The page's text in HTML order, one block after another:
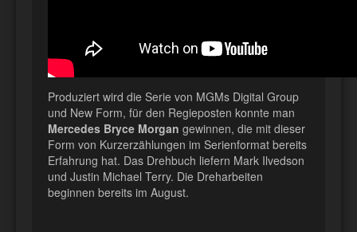
Produziert wird die Serie von MGMs Digital Group
und New Form, für den Regieposten konnte man
Mercedes Bryce Morgan gewinnen, die mit dieser
Form von Kurzerzählungen im Serienformat bereits
Erfahrung hat. Das Drehbuch liefern Mark Ilvedson
und Justin Michael Terry. Die Dreharbeiten
beginnen bereits im August.